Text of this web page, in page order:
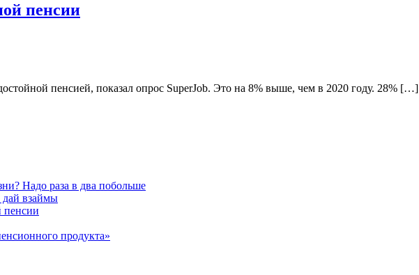
пенсии
пенсией, показал опрос SuperJob. Это на 8% выше, чем в 2020 году. 28% […]
Надо раза в два побольше
дай взаймы
пенсии
продукта»